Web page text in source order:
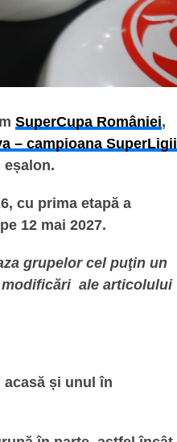
SuperCupa României,
– campioana SuperLigii
cu prima etapă a
12 mai 2027.
grupelor cel puţin un
ale articolului
și unul în